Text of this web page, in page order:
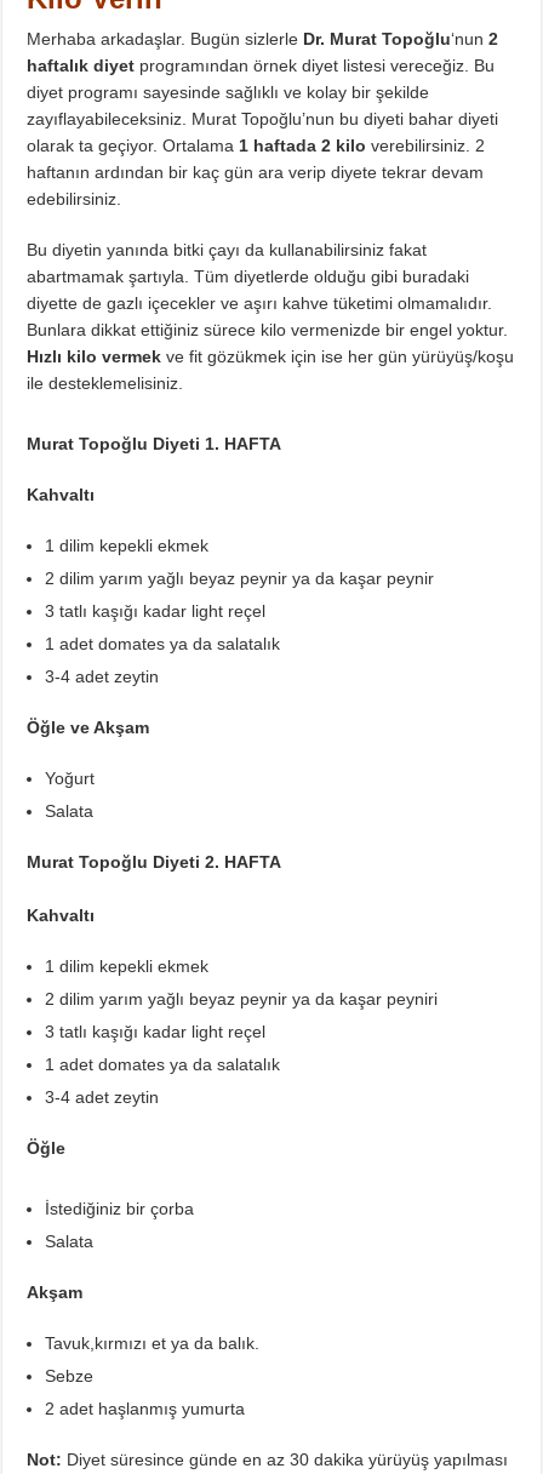
Yağ Yakan Yiyecekler Nelerdir ?
Yulaflı Diyet Mozaik Pasta Tarifi
Dukan patlıcan kebabı
Merhaba arkadaşlar. Bugün sizlerle Dr. Murat Topoğlu‘nun 2
haftalık diyet programından örnek diyet listesi vereceğiz. Bu
diyet programı sayesinde sağlıklı ve kolay bir şekilde
zayıflayabileceksiniz. Murat Topoğlu’nun bu diyeti bahar diyeti
olarak ta geçiyor. Ortalama 1 haftada 2 kilo verebilirsiniz. 2
haftanın ardından bir kaç gün ara verip diyete tekrar devam
edebilirsiniz.
Bu diyetin yanında bitki çayı da kullanabilirsiniz fakat
abartmamak şartıyla. Tüm diyetlerde olduğu gibi buradaki
diyette de gazlı içecekler ve aşırı kahve tüketimi olmamalıdır.
Bunlara dikkat ettiğiniz sürece kilo vermenizde bir engel yoktur.
Hızlı kilo vermek ve fit gözükmek için ise her gün yürüyüş/koşu
ile desteklemelisiniz.
Murat Topoğlu Diyeti 1. HAFTA
Kahvaltı
1 dilim kepekli ekmek
2 dilim yarım yağlı beyaz peynir ya da kaşar peynir
3 tatlı kaşığı kadar light reçel
1 adet domates ya da salatalık
3-4 adet zeytin
Öğle ve Akşam
Yoğurt
Salata
Murat Topoğlu Diyeti 2. HAFTA
Kahvaltı
1 dilim kepekli ekmek
2 dilim yarım yağlı beyaz peynir ya da kaşar peyniri
3 tatlı kaşığı kadar light reçel
1 adet domates ya da salatalık
3-4 adet zeytin
Öğle
İstediğiniz bir çorba
Salata
Akşam
Tavuk,kırmızı et ya da balık.
Sebze
2 adet haşlanmış yumurta
Not: Diyet süresince günde en az 30 dakika yürüyüş yapılması